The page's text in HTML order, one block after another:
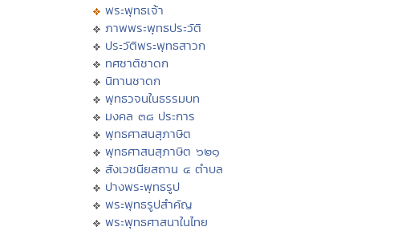
พระพุทธเจ้า
ภาพพระพุทธประวัติ
ประวัติพระพุทธสาวก
ทศชาติชาดก
นิทานชาดก
พุทธวจนในธรรมบท
มงคล ๓๘ ประการ
พุทธศาสนสุภาษิต
พุทธศาสนสุภาษิต ๖๒๑
สังเวชนียสถาน ๔ ตำบล
ปางพระพุทธรูป
พระพุทธรูปสำคัญ
พระพุทธศาสนาในไทย